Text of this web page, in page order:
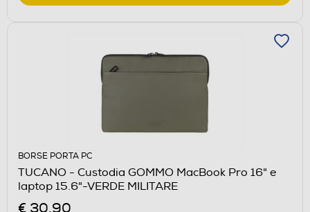
BORSE PORTA PC
TUCANO - Custodia GOMMO MacBook Pro 16" e
laptop 15.6"-VERDE MILITARE
€ 30,90